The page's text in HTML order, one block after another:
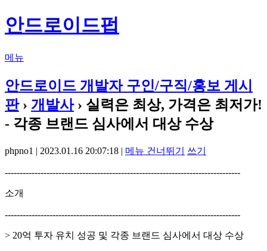
안드로이드펍
메뉴
안드로이드 개발자 구인/구직/홍보 게시
판› 개발사› 실력은 최상, 가격은 최저가!
- 각종 브랜드 심사에서 대상 수상
phpno1 | 2023.01.16 20:07:18 | 메뉴 건너뛰기 쓰기
-------------------------------------------------------------------------------
소개
-------------------------------------------------------------------------------
> 20억 투자 유치 성공 및 각종 브랜드 심사에서 대상 수상